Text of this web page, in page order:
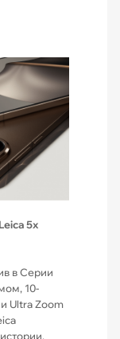
5x
в Серии
10-
Ultra Zoom